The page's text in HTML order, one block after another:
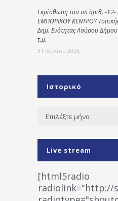
Εκμίσθωση του υπ΄ αριθ. -12-
ΕΜΠΟΡΙΚΟΥ ΚΕΝΤΡΟΥ
Δημ. Ενότητας Λούρου
τ.μ.
31 Ιουλίου 2026
Ιστορικό
Ιστορικό
Live stream
[html5radio
radiolink="http://